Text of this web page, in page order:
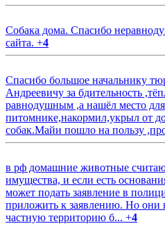
Собака дома. Спасибо
сайта. +4
Спасибо большое начальнику
Андреевичу за бдительность
равнодушным ,а нашёл место
питомнике,накормил,укрыл от
собак.Майи пошло на пользу
в рф домашние животные
имущества, и если есть
может подать заявление в
приложить к заявлению. Но они
частную территорию б... +4